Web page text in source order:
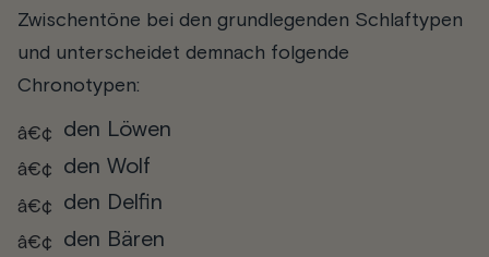
Zwischentöne bei den grundlegenden Schlaftypen
und unterscheidet demnach folgende
Chronotypen:
den Löwen
den Wolf
den Delfin
den Bären